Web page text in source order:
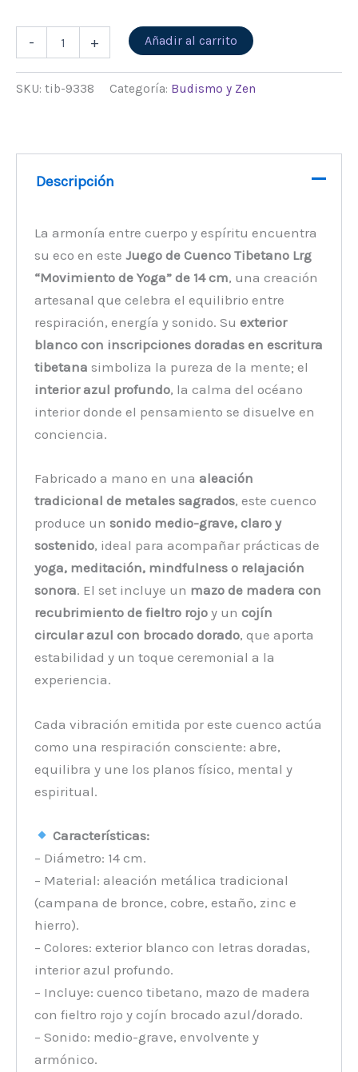
- + Añadir al carrito
SKU: tib-9338 Categoría: Budismo y Zen
Descripción
La armonía entre cuerpo y espíritu encuentra
su eco en esteJuego de Cuenco Tibetano Lrg
“Movimiento de Yoga” de 14 cm, una creación
artesanal que celebra el equilibrio entre
respiración, energía y sonido. Suexterior
blanco con inscripciones doradas en escritura
tibetana simboliza la pureza de la mente; el
interior azul profundo, la calma del océano
interior donde el pensamiento se disuelve en
conciencia.
Fabricado a mano en unaaleación
tradicional de metales sagrados, este cuenco
produce unsonido medio-grave, claro y
sostenido, ideal para acompañar prácticas de
yoga, meditación, mindfulness o relajación
sonora. El set incluye un mazo de madera con
recubrimiento de fieltro rojo y uncojín
circular azul con brocado dorado, que aporta
estabilidad y un toque ceremonial a la
experiencia.
Cada vibración emitida por este cuenco actúa
como una respiración consciente: abre,
equilibra y une los planos físico, mental y
espiritual.
Características:
– Diámetro: 14 cm.
– Material: aleación metálica tradicional
(campana de bronce, cobre, estaño, zinc e
hierro).
– Colores: exterior blanco con letras doradas,
interior azul profundo.
– Incluye: cuenco tibetano, mazo de madera
con fieltro rojo y cojín brocado azul/dorado.
– Sonido: medio-grave, envolvente y
armónico.